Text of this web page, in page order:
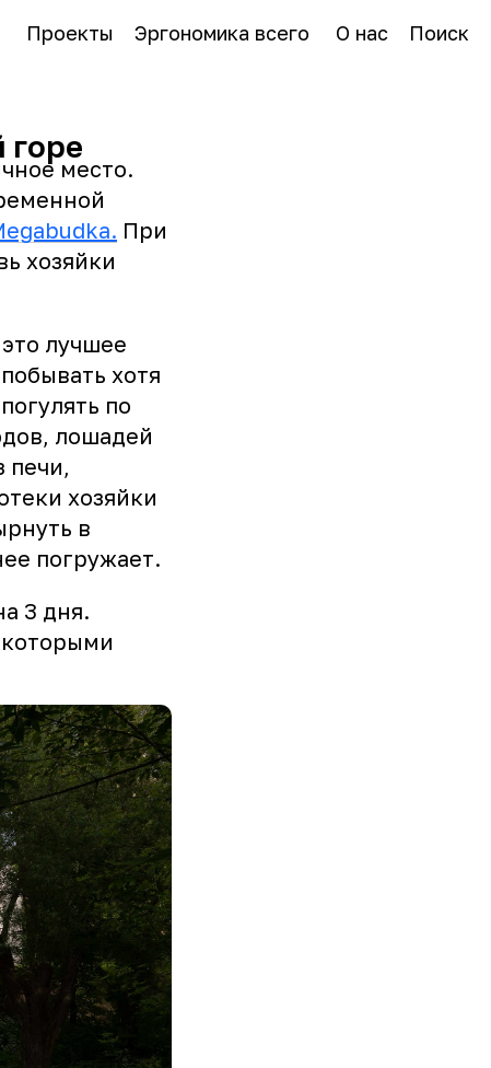
Поиск
О нас
Эргономика всего
Проекты
горе
место.
При
хозяйки
лучшее
хотя
по
лошадей
печи,
хозяйки
в
погружает.
3 дня.